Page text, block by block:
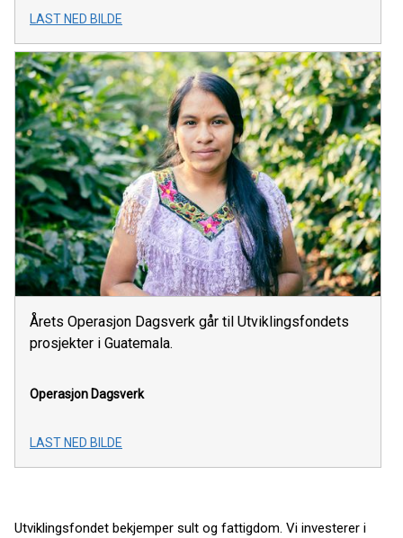
LAST NED BILDE
Årets Operasjon Dagsverk går til Utviklingsfondets
prosjekter i Guatemala.
Operasjon Dagsverk
LAST NED BILDE
Utviklingsfondet bekjemper sult og fattigdom. Vi investerer i